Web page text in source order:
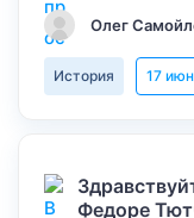
Олег
История 17
Федоре